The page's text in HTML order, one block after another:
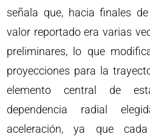
señala que, hacia finales
valor reportado era varias
preliminares, lo que
proyecciones para la
elemento central de
dependencia radial
aceleración, ya que